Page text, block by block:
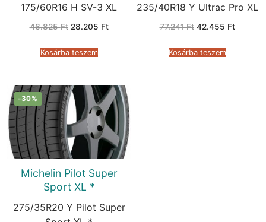
175/60R16 H SV-3 XL
46.825Ft Original
46.825 Ft.
28.205 FtCurrent
Kosárba teszem
235/40R18 Y Ultrac Pro XL
77.241Ft Original
77.241 Ft.
42.455 FtCurrent
Kosárba teszem
-30%
Michelin Pilot Super
Sport XL *
275/35R20 Y Pilot Super